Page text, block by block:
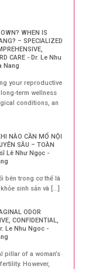
WHEN IS
– SPECIALIZED
CARE - Dr. Le Nhu
Nang
your reproductive
term wellness
conditions, an
NÀO CẦN MỔ NỘI
SÂU – TOÀN
sĩ Lê Như Ngọc -
bên trong cơ thể là
sinh sản và [...]
ODOR
CONFIDENTIAL,
Le Nhu Ngoc -
pillar of a woman’s
However,